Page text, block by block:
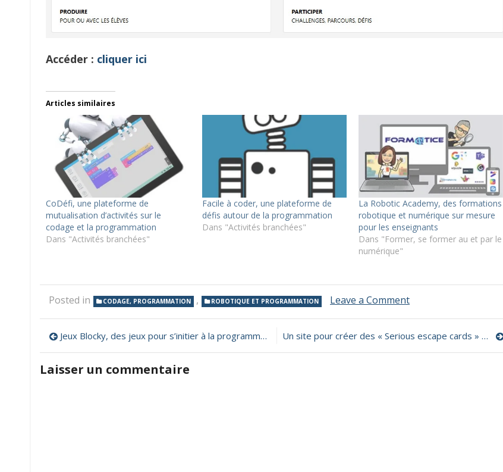
Accéder : cliquer ici
Articles similaires
CoDéfi, une plateforme de
mutualisation d’activités sur le
codage et la programmation
Dans "Activités branchées"
Facile à coder, une plateforme de
défis autour de la programmation
Dans "Activités branchées"
La Robotic Academy, des formations
robotique et numérique sur mesure
pour les enseignants
Dans "Former, se former au et par le
numérique"
Posted in CODAGE, PROGRAMMATION , ROBOTIQUE ET PROGRAMMATION Leave a Commenton
une
plateforme
Navigation
de
l’article
Jeux Blocky, des jeux pour s’initier à la programmation Un site pour créer des « Serious escape cards » à des fins ludiques et/ou pédagogiques
Laisser un commentaire